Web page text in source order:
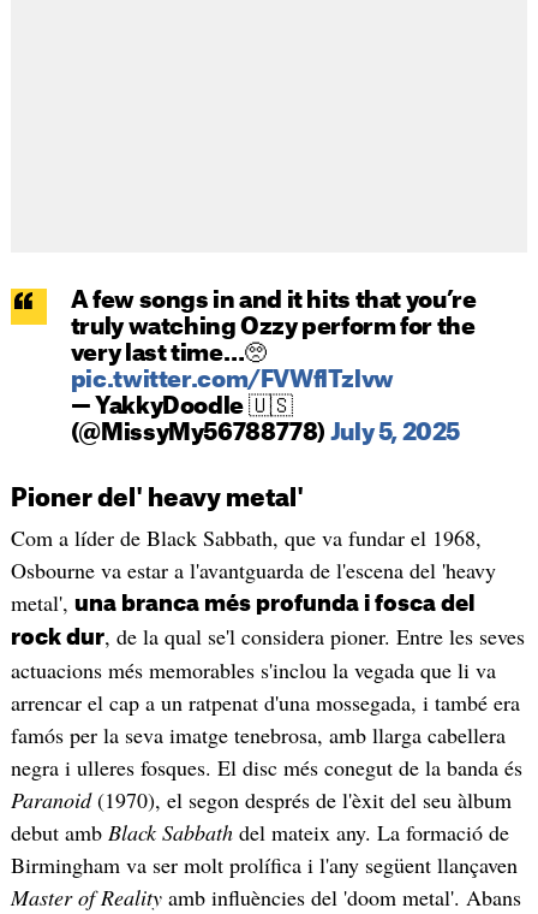
A few songs in and it hits that you’re
truly watching Ozzy perform for the
very last time…🥺
pic.twitter.com/FVWflTzlvw
— YakkyDoodle 🇺🇸
(@MissyMy56788778) July 5, 2025
Pioner del' heavy metal'
Com a líder de Black Sabbath, que va fundar el 1968,
Osbourne va estar a l'avantguarda de l'escena del 'heavy
metal', una branca més profunda i fosca del
rock dur, de la qual se'l considera pioner. Entre les seves
actuacions més memorables s'inclou la vegada que li va
arrencar el cap a un ratpenat d'una mossegada, i també era
famós per la seva imatge tenebrosa, amb llarga cabellera
negra i ulleres fosques. El disc més conegut de la banda és
Paranoid(1970), el segon després de l'èxit del seu àlbum
debut amb Black Sabbath del mateix any. La formació de
Birmingham va ser molt prolífica i l'any següent llançaven
Master of Realityamb influències del 'doom metal'. Abans